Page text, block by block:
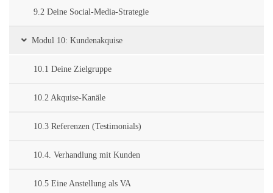
9.2 Deine Social-Media-Strategie
Modul 10: Kundenakquise
10.1 Deine Zielgruppe
10.2 Akquise-Kanäle
10.3 Referenzen (Testimonials)
10.4. Verhandlung mit Kunden
10.5 Eine Anstellung als VA